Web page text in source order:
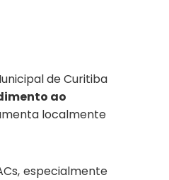
de Curitiba
ao
localmente
especialmente